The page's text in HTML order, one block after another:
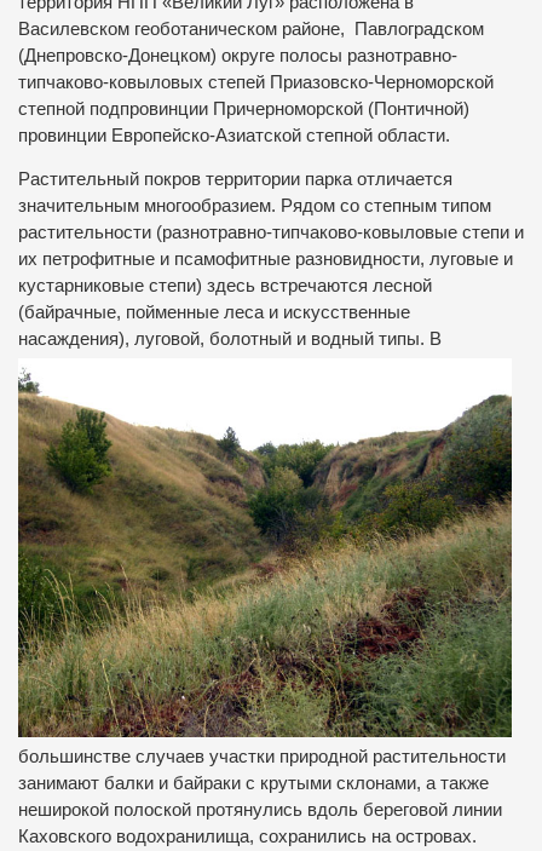
Василевском геоботаническом районе, Павлоградском
(Днепровско-Донецком) округе полосы разнотравно-
типчаково-ковыловых степей Приазовско-Черноморской
степной подпровинции Причерноморской (Понтичной)
провинции Европейско-Азиатской степной области.
Растительный покров территории парка отличается
значительным многообразием. Рядом со степным типом
растительности (разнотравно-типчаково-ковыловые степи и
их петрофитные и псамофитные разновидности, луговые и
кустарниковые степи) здесь встречаются лесной
(байрачные, пойменные леса и искусственные
насаждения), луговой, болотный и водный типы. В
большинстве случаев участки природной растительности
занимают балки и байраки с крутыми склонами, а также
неширокой полоской протянулись вдоль береговой линии
Каховского водохранилища, сохранились на островах.